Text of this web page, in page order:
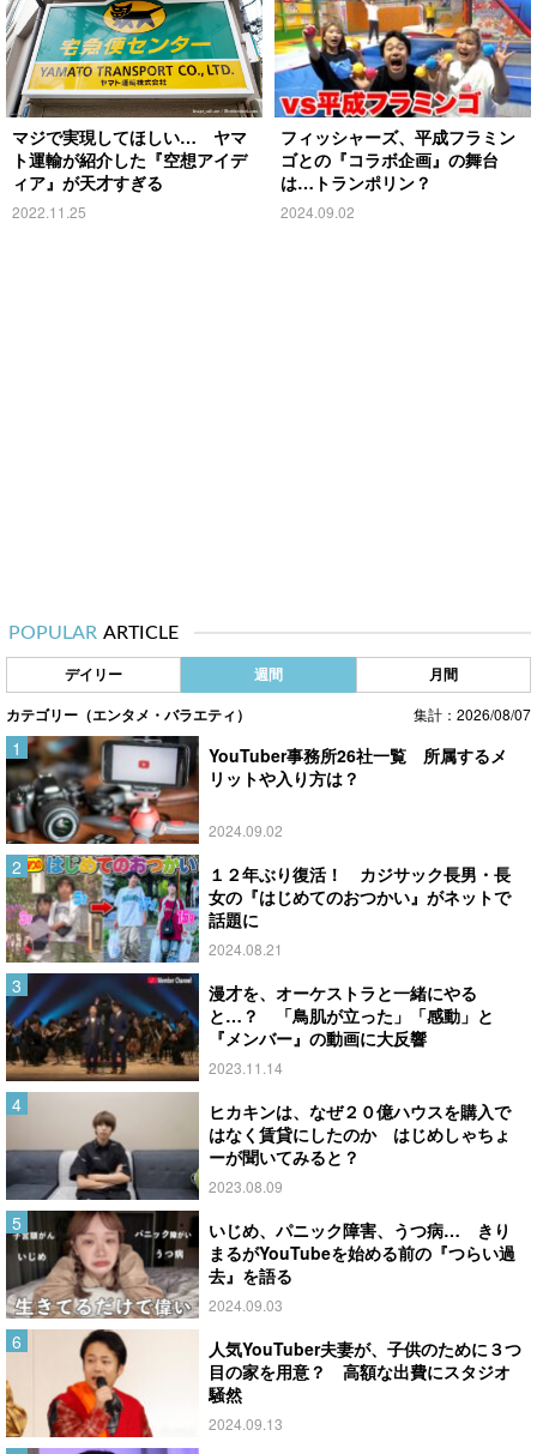
マジで実現してほしい… ヤマ
ト運輸が紹介した『空想アイデ
ィア』が天才すぎる
2022.11.25
フィッシャーズ、平成フラミン
ゴとの『コラボ企画』の舞台
は…トランポリン？
2024.09.02
POPULAR ARTICLE
デイリー 週間 月間
カテゴリー（エンタメ・バラエティ） 集計：2026/08/07
YouTuber事務所26社一覧 所属するメ
リットや入り方は？
2024.09.02
１２年ぶり復活！ カジサック長男・長
女の『はじめてのおつかい』がネットで
話題に
2024.08.21
漫才を、オーケストラと一緒にやる
と…？ 「鳥肌が立った」「感動」と
『メンバー』の動画に大反響
2023.11.14
ヒカキンは、なぜ２０億ハウスを購入で
はなく賃貸にしたのか はじめしゃちょ
ーが聞いてみると？
2023.08.09
いじめ、パニック障害、うつ病… きり
まるがYouTubeを始める前の『つらい過
去』を語る
2024.09.03
人気YouTuber夫妻が、子供のために３つ
目の家を用意？ 高額な出費にスタジオ
騒然
2024.09.13